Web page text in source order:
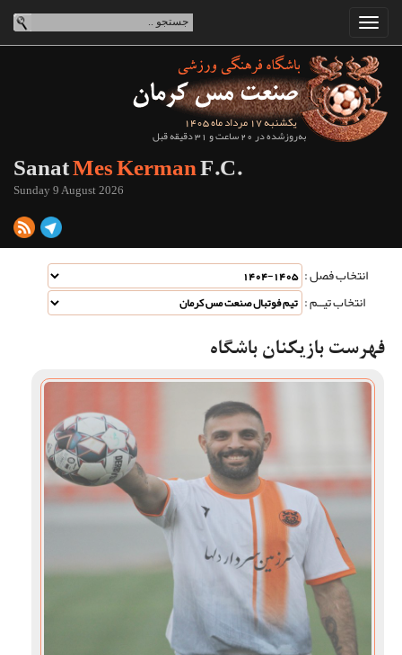
یکشنبه 17 مرداد ماه 1405
به‌روزشده در 20 ساعت و 31 دقیقه قبل
SanatMes KermanF.C.
Sunday 9 August 2026
انتخاب فصل :
انتخاب تیــم :
فهرست بازیکنان باشگاه